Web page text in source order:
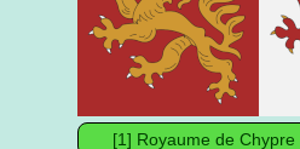
[1] Royaume de